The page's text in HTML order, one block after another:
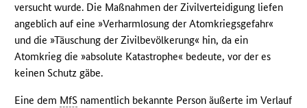
versucht wurde. Die Maßnahmen der Zivilverteidigung liefen
angeblich auf eine »Verharmlosung der Atomkriegsgefahr«
und die »Täuschung der Zivilbevölkerung« hin, da ein
Atomkrieg die »absolute Katastrophe« bedeute, vor der es
keinen Schutz gäbe.
Eine dem MfS namentlich bekannte Person äußerte im Verlauf